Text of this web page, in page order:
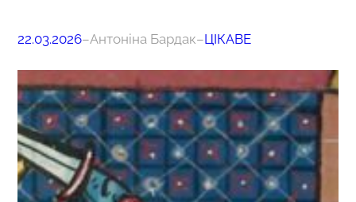
22.03.2026–Антоніна Бардак–ЦІКАВЕ